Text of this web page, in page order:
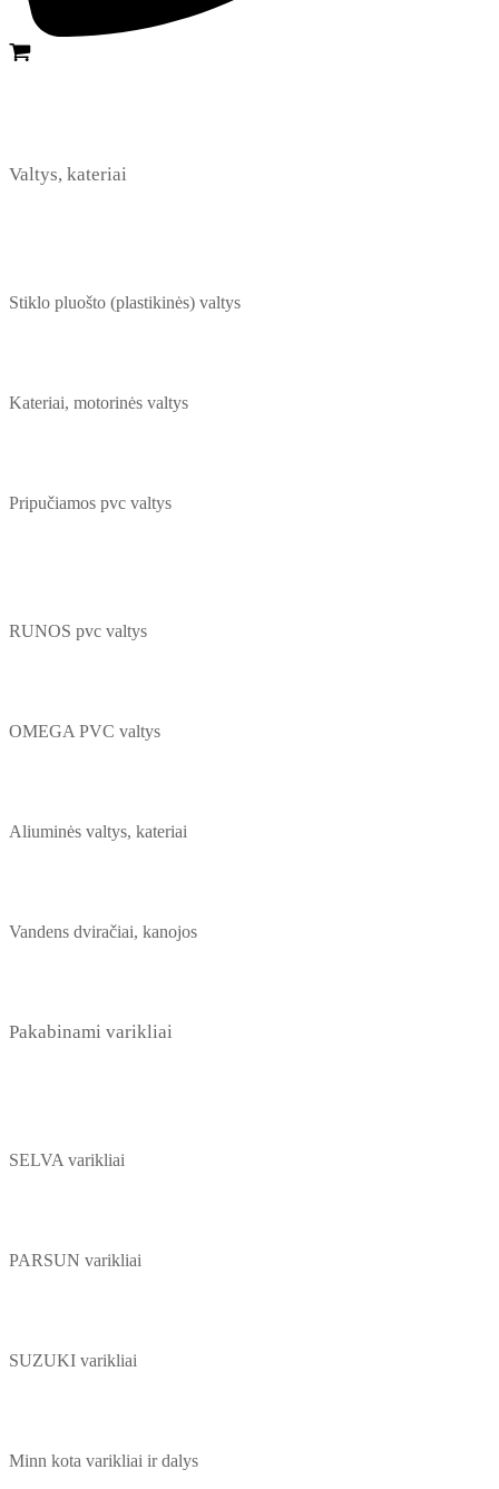
Valtys, kateriai
Stiklo pluošto (plastikinės) valtys
Kateriai, motorinės valtys
Pripučiamos pvc valtys
RUNOS pvc valtys
OMEGA PVC valtys
Aliuminės valtys, kateriai
Vandens dviračiai, kanojos
Pakabinami varikliai
SELVA varikliai
PARSUN varikliai
SUZUKI varikliai
Minn kota varikliai ir dalys